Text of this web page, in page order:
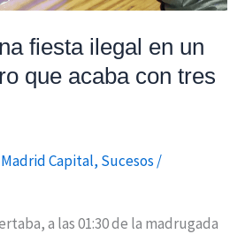
fiesta ilegal en un
que acaba con tres
Madrid Capital, Sucesos /
a las 01:30 de la madrugada